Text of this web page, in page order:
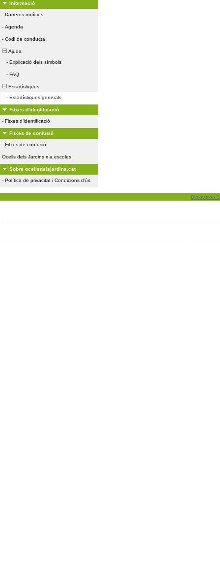
Informació
- Darreres notícies
- Agenda
- Codi de conducta
Ajuda
- Explicació dels símbols
- FAQ
Estadístiques
- Estadístiques generals
Fitxes d'identificació
- Fitxes d'identificació
Fitxes de confusió
- Fitxes de confusió
Ocells dels Jardins x a escoles
Sobre ocellsdelsjardins.cat
- Política de privacitat i Condicions d'ús
Biolovision